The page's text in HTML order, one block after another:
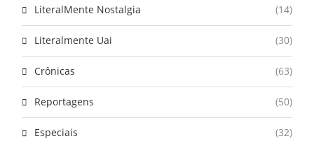
LiteralMente Nostalgia (14)
Literalmente Uai (30)
Crônicas (63)
Reportagens (50)
Especiais (32)